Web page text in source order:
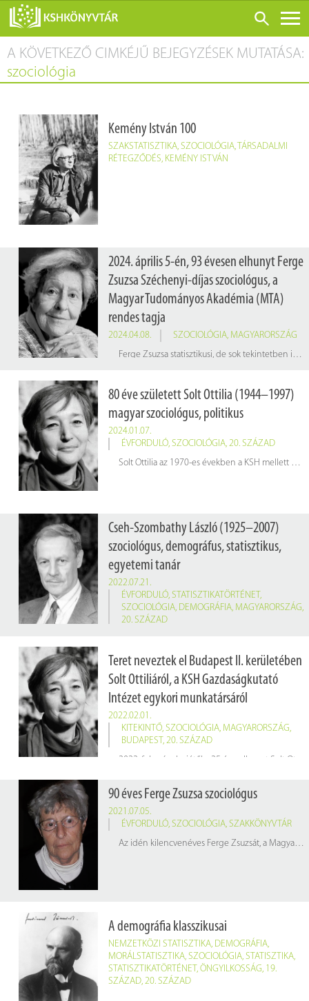
ONLINE KATALÓGUS
RÓLUNK
SZOLGÁLTATÁSOK
KONFERENCIÁK
ADATBÁZISOK
BLOG
A KÖVETKEZŐ CIMKÉJŰ BEJEGYZÉSEK MUTATÁSA:
szociológia
Kemény István 100
SZAKSTATISZTIKA, SZOCIOLÓGIA, TÁRSADALMI
RÉTEGZŐDÉS, KEMÉNY ISTVÁN
2024. április 5-én, 93 évesen elhunyt Ferge
Zsuzsa Széchenyi-díjas szociológus, a
Magyar Tudományos Akadémia (MTA)
rendes tagja
2024.04.08. SZOCIOLÓGIA, MAGYARORSZÁG
Ferge Zsuzsa statisztikusi, de sok tekintetben inkább már szociológusi munkája során felismerte azt az ellentmondást, amely a statisztikailag is kimutatható egyenlőtlenségek és a szocializmus alapvetően hamis egyenlőségideológiája között feszült. De a felszín mögött meghúzódó jelenségek kutatására csak jóval később nyílt lehetősége. A szegénység és a társadalmi egyenlőtlenségek mellett fő kutatási területe volt a társadalmi struktúra és az integrációs zavarok vizsgálata. Több mint háromszáz tanulmánya jelent meg, és több könyvben beszámolt kutatásai eredményéről.
80 éve született Solt Ottilia (1944–1997)
magyar szociológus, politikus
2024.01.07.
ÉVFORDULÓ, SZOCIOLÓGIA, 20. SZÁZAD
Solt Ottilia az 1970-es években a KSH mellett működő Gazdaságkutató Intézetnél, majd a Fővárosi Pedagógiai Intézetnél dolgozott szociológusként, és tagja volt az MTA szociológiai kutatócsoportjának. Miután aláírta a Charta ’77-tel szolidaritást vállaló nyilatkozatot, állásából elbocsátották. Ezt követően tanárként és könyvtárosként dolgozott.
Cseh-Szombathy László (1925–2007)
szociológus, demográfus, statisztikus,
egyetemi tanár
2022.07.21.
ÉVFORDULÓ, STATISZTIKATÖRTÉNET,
SZOCIOLÓGIA, DEMOGRÁFIA, MAGYARORSZÁG,
20. SZÁZAD
Teret neveztek el Budapest II. kerületében
Solt Ottiliáról, a KSH Gazdaságkutató
Intézet egykori munkatársáról
2022.02.01.
KITEKINTŐ, SZOCIOLÓGIA, MAGYARORSZÁG,
BUDAPEST, 20. SZÁZAD
90 éves Ferge Zsuzsa szociológus
2021.07.05.
ÉVFORDULÓ, SZOCIOLÓGIA, SZAKKÖNYVTÁR
Az idén kilencvenéves Ferge Zsuzsát, a Magyar Tudomány legfrissebb számában, születésnapja alkalmából Szelényi Iván köszönti. A két szociológus életének egyik közös színtere a Központi Statisztikai Hivatal, illetve annak könyvtára.
A demográfia klasszikusai
NEMZETKÖZI STATISZTIKA, DEMOGRÁFIA,
MORÁLSTATISZTIKA, SZOCIOLÓGIA, STATISZTIKA,
STATISZTIKATÖRTÉNET, ÖNGYILKOSSÁG, 19.
SZÁZAD, 20. SZÁZAD